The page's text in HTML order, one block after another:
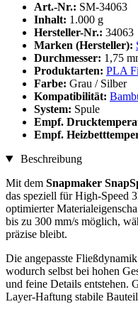
Art.-Nr.: SM-34063
Inhalt: 1.000 g
Hersteller-Nr.: 34063
Marken (Hersteller):
Durchmesser: 1,75
Produktarten: PLA
Farbe: Grau / Silber
Kompatibilität:
System: Spule
Empf.
Empf.
Beschreibung
Mit dem Snapmaker
das speziell für High-Speed
optimierter
bis zu 300 mm/s möglich,
präzise bleibt.
Die angepasste
wodurch selbst bei hohen
und feine Details entstehen.
Layer-Haftung stabile